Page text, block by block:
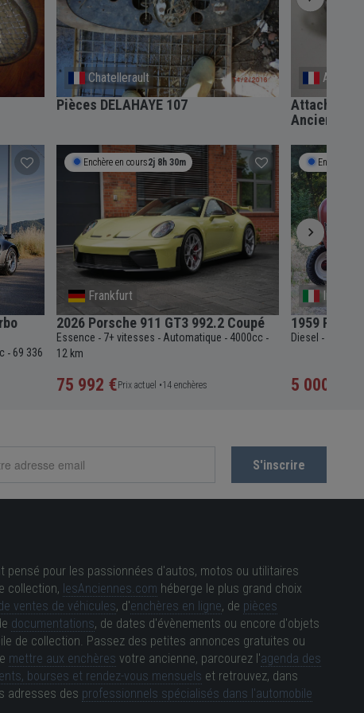
Chatellerault
Pièces DELAHAYE 107
Attache
Ancien
- 69 336
Enchère en cours2j 8h 30m
Frankfurt
2026 Porsche 911 GT3 992.2 Coupé
Essence - 7+ vitesses - Automatique - 4000cc -
12 km
75 992 € Prix actuel •14 enchères
Enchère en
1959
Diesel -
5 000 €
pensé pour les passionnées d'autos, motos ou utilitaires
collection, lesAnciennes.com héberge le plus grand choix
ventes de véhicules, d'enchères en ligne, de pièces
documentations, de dates d'évènements ou encore d'objets
de collection. Passez des petites annonces gratuites ou
mettre aux enchères votre ancienne, parcourez l'agenda des
bourses et rendez-vous mensuels et retrouvez, dans
adresses des professionnels spécialisés dans l'automobile